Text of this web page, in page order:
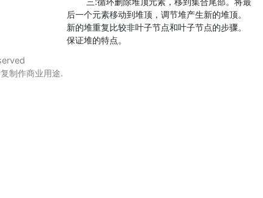
后一个元素移动到堆顶，调节堆产生新的堆顶。
新的堆重复比较非叶子节点和叶子节点的步骤。
保证堆的特点。
制作商业用途.